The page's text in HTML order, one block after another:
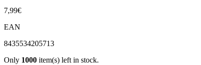
7,99€
EAN
8435534205713
Only 1000 item(s) left in stock.